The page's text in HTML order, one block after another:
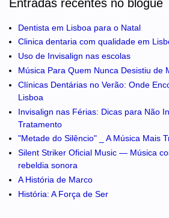
Entradas recentes no blogue
Dentista em Lisboa para o Natal
Clinica dentaria com qualidade em
Uso de Invisalign nas escolas
Música Para Quem Nunca Desistiu de
Clínicas Dentárias no Verão: Onde
Lisboa
Invisalign nas Férias: Dicas para Não
Tratamento
"Metade do Silêncio" _ A Música Mais
Silent Striker Oficial Music — Música
rebeldia sonora
A História de Marco
História: A Força de Ser